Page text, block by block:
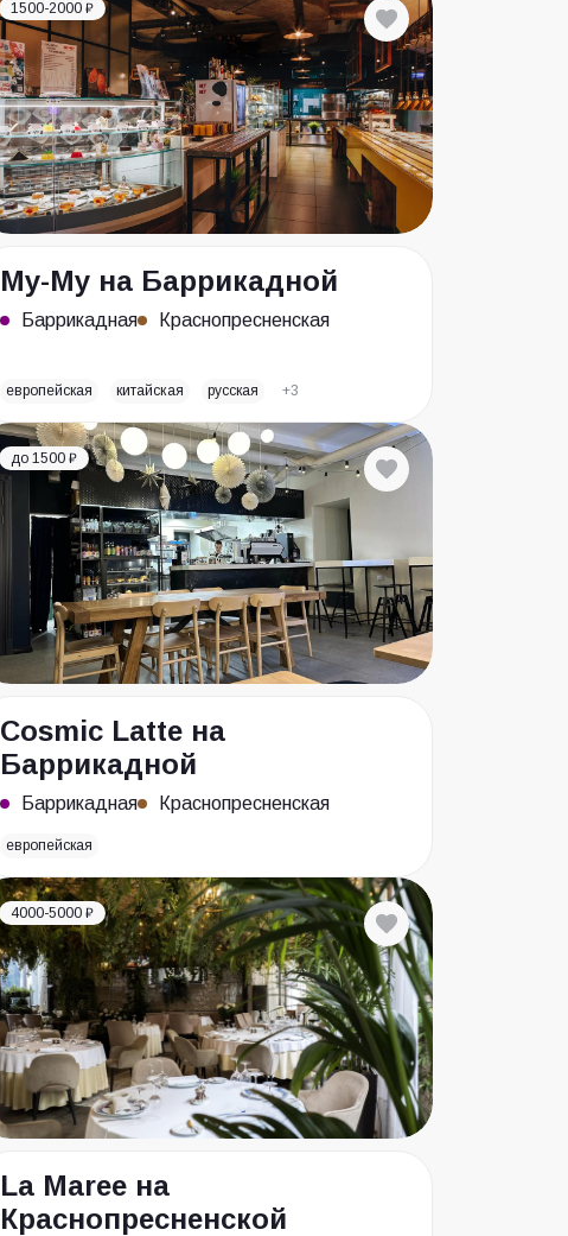
1500-2000 ₽
Му-Му на Баррикадной
Баррикадная Краснопресненская
европейская китайская русская +3
до 1500 ₽
Cosmic Latte на
Баррикадной
Баррикадная Краснопресненская
европейская
4000-5000 ₽
La Maree на
Краснопресненской